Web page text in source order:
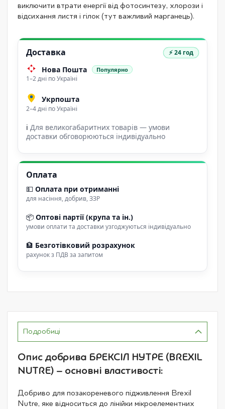
виключити втрати енергії від фотосинтезу, хлорози і
відсихання листя і гілок (тут важливий марганець).
Доставка ⚡ 24 год
Нова Пошта Популярно
1–2 дні по Україні
Укрпошта
2–4 дні по Україні
ℹ Для великогабаритних товарів — умови
доставки обговорюються індивідуально
Оплата
💵 Оплата при отриманні
для насіння, добрив, ЗЗР
📦 Оптові партії (крупа та ін.)
умови оплати та доставки узгоджуються індивідуально
🏦 Безготівковий розрахунок
рахунок з ПДВ за запитом
Подробиці
Опис добрива БРЕКСІЛ НУТРЕ (BREXIL
NUTRE) – основні властивості:
Добриво для позакореневого підживлення Brexil
Nutre, яке відноситься до лінійки мікроелементних